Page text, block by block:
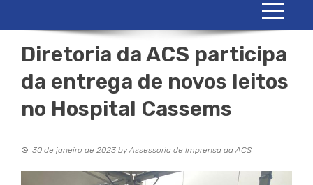
Diretoria da ACS participa
da entrega de novos leitos
no Hospital Cassems
30 de janeiro de 2023 byAssessoria de Imprensa da ACS